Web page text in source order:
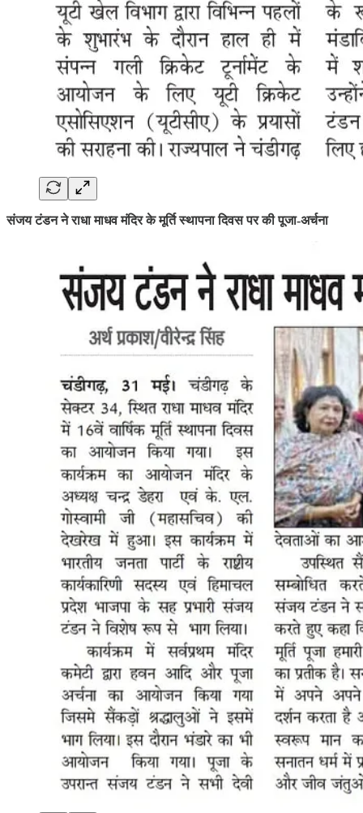
संजय टंडन ने राधा माधव मंदिर के मूर्ति स्थापना दिवस पर की पूजा-अर्चना